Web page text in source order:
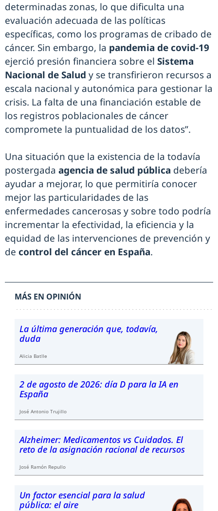
determinadas zonas, lo que dificulta una
evaluación adecuada de las políticas
específicas, como los programas de cribado de
cáncer. Sin embargo, la pandemia de covid-19
ejerció presión financiera sobre el Sistema
Nacional de Salud y se transfirieron recursos a
escala nacional y autonómica para gestionar la
crisis. La falta de una financiación estable de
los registros poblacionales de cáncer
compromete la puntualidad de los datos”.
Una situación que la existencia de la todavía
postergada agencia de salud pública debería
ayudar a mejorar, lo que permitiría conocer
mejor las particularidades de las
enfermedades cancerosas y sobre todo podría
incrementar la efectividad, la eficiencia y la
equidad de las intervenciones de prevención y
de control del cáncer en España.
MÁS EN OPINIÓN
La última generación que, todavía,
duda
Alicia Batlle
2 de agosto de 2026: día D para la IA en
España
José Antonio Trujillo
Alzheimer: Medicamentos vs Cuidados. El
reto de la asignación racional de recursos
José Ramón Repullo
Un factor esencial para la salud
pública: el aire